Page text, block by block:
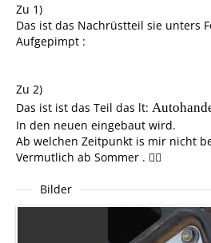
Zu 1)
Das ist das Nachrüstteil sie unters
Aufgepimpt :
Zu 2)
Das ist ist das Teil das lt:
In den neuen eingebaut wird.
Ab welchen Zeitpunkt is mir nicht
Vermutlich ab Sommer . 🤷‍♂️
Bilder